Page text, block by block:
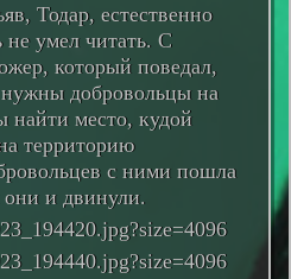
Тодар, естественно
не умел читать. С
который поведал,
добровольцы на
найти место, кудой
территорию
с ними пошла
и двинули.